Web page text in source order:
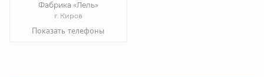
Фабрика «Лель»
г. Киров
Показать телефоны